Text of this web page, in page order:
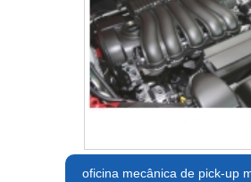
oficina mecânica de pick-up